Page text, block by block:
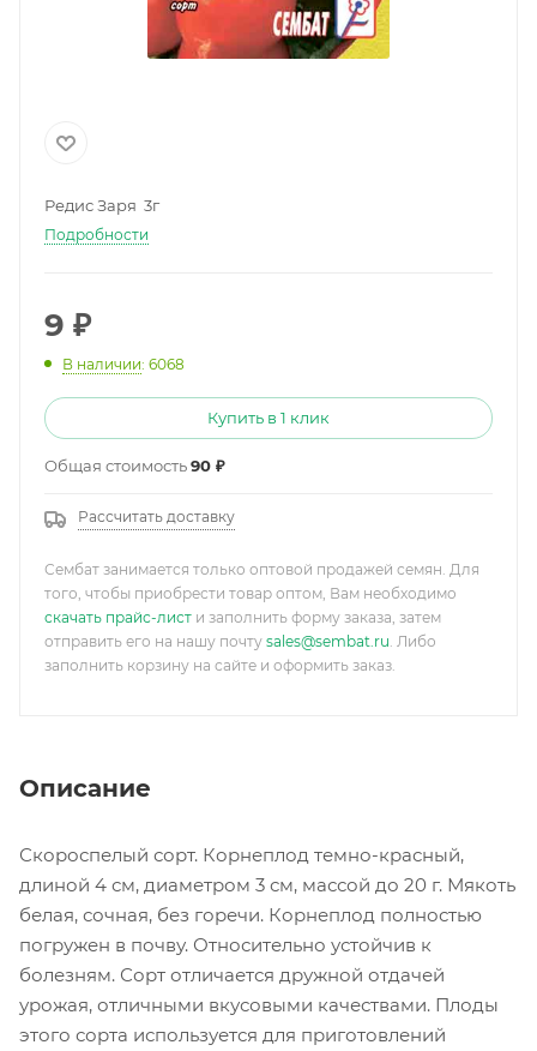
Редис Заря 3г
Подробности
9 ₽
В наличии: 6068
Купить в 1 клик
Общая стоимость90 ₽
Рассчитать доставку
Сембат занимается только оптовой продажей семян. Для
того, чтобы приобрести товар оптом, Вам необходимо
скачать прайс-лист и заполнить форму заказа, затем
отправить его на нашу почту sales@sembat.ru. Либо
заполнить корзину на сайте и оформить заказ.
Описание
Скороспелый сорт. Корнеплод темно-красный,
длиной 4 см, диаметром 3 см, массой до 20 г. Мякоть
белая, сочная, без горечи. Корнеплод полностью
погружен в почву. Относительно устойчив к
болезням. Сорт отличается дружной отдачей
урожая, отличными вкусовыми качествами. Плоды
этого сорта используется для приготовлений